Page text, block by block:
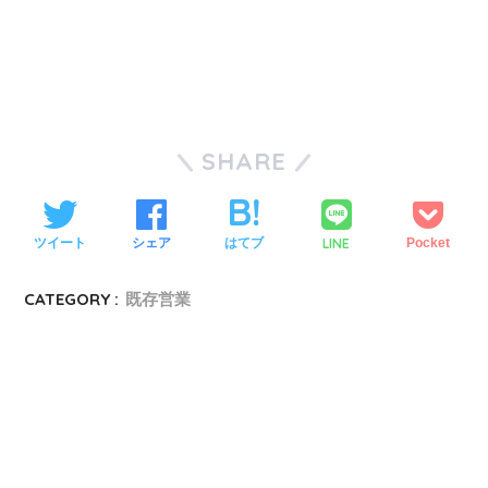
SHARE
ツイート シェア はてブ LINE Pocket
CATEGORY : 既存営業